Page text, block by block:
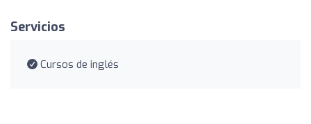
Servicios
Cursos de inglés